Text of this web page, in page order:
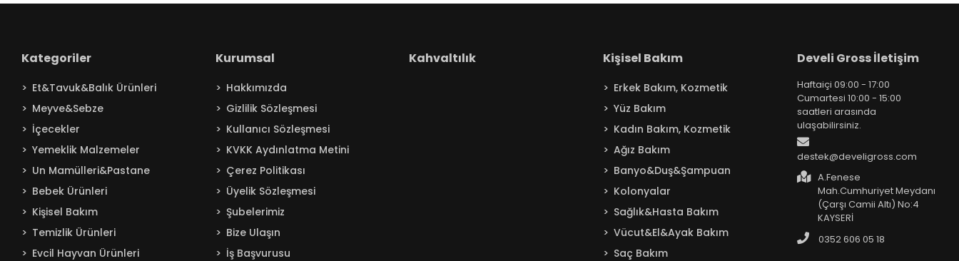
Bebelac
Beta
Beyaz
BEYPAZARI
Billur
Bingo
Blendax
Boombastic
Kategoriler
Et&Tavuk&Balık Ürünleri
Meyve&Sebze
İçecekler
Yemeklik Malzemeler
Un Mamülleri&Pastane
Bebek Ürünleri
Kişisel Bakım
Temizlik Ürünleri
Evcil Hayvan Ürünleri
Kurumsal
Hakkımızda
Gizlilik Sözleşmesi
Kullanıcı Sözleşmesi
KVKK Aydınlatma Metini
Çerez Politikası
Üyelik Sözleşmesi
Şubelerimiz
Bize Ulaşın
İş Başvurusu
Kahvaltılık Kişisel Bakım
Erkek Bakım, Kozmetik
Yüz Bakım
Kadın Bakım, Kozmetik
Ağız Bakım
Banyo&Duş&Şampuan
Kolonyalar
Sağlık&Hasta Bakım
Vücut&El&Ayak Bakım
Saç Bakım
Develi Gross İletişim
Haftaiçi 09:00 - 17:00
Cumartesi 10:00 - 15:00
saatleri arasında
ulaşabilirsiniz.
destek@develigross.com
A.Fenese
Mah.Cumhuriyet Meydanı
(Çarşı Camii Altı) No:4
KAYSERİ
0352 606 05 18